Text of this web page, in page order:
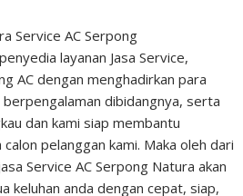
Service AC Serpong
layanan Jasa Service,
AC dengan menghadirkan para
berpengalaman dibidangnya, serta
dan kami siap membantu
pelanggan kami. Maka oleh dari
Service AC Serpong Natura akan
keluhan anda dengan cepat, siap,